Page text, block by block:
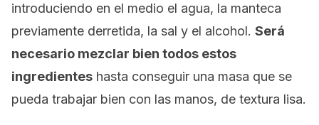
introduciendo en el medio el agua, la manteca
previamente derretida, la sal y el alcohol. Será
necesario mezclar bien todos estos
ingredientes hasta conseguir una masa que se
pueda trabajar bien con las manos, de textura lisa.